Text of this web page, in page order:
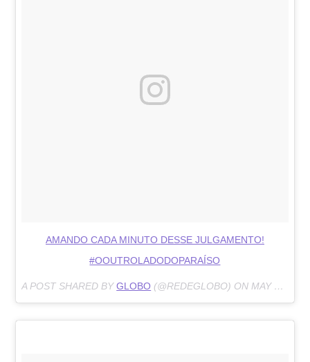
AMANDO CADA MINUTO DESSE JULGAMENTO!
#OOUTROLADODOPARAÍSO
A POST SHARED BYGLOBO (@REDEGLOBO) ONMAY 11, 2018 AT 5:42PM PDT